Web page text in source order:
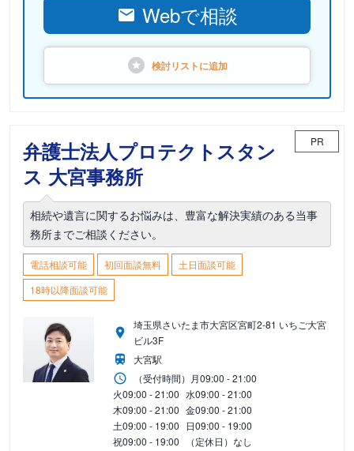
Webで相談
検討リストに追加
弁護士法人プロテクトスタン
ス 大宮事務所
PR
相続や遺言に関するお悩みは、豊富な解決実績のある当事
務所までご相談ください。
電話相談可能 初回面談無料
土日面談可能
18時以降面談可能
埼玉県さいたま市大宮区宮町2-81 いちご大宮
ビル3F
大宮駅
（受付時間） 月09:00 - 21:00
火09:00 - 21:00 水09:00 - 21:00
木09:00 - 21:00 金09:00 - 21:00
土09:00 - 19:00 日09:00 - 19:00
祝09:00 - 19:00 （定休日）なし